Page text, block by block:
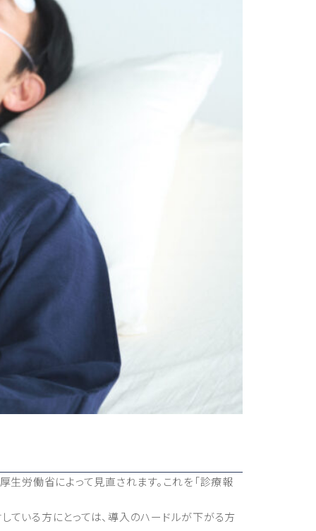
労働省によって見直されます。これを「診療報
ている方にとっては、導入のハードルが下がる方